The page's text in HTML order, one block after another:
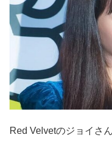
Red Velvetのジョイさ